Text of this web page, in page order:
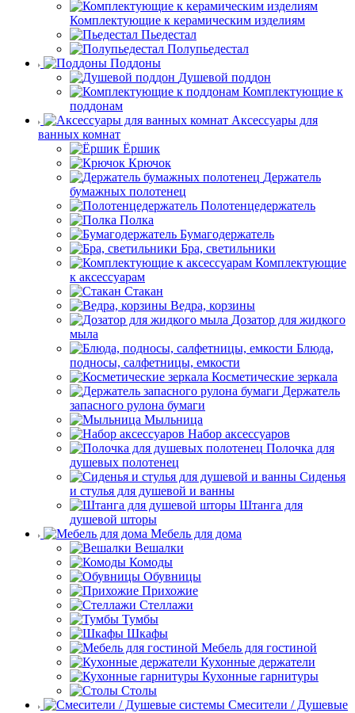
Комплектующие к керамическим изделиям
Пьедестал
Полупьедестал
Поддоны
Душевой поддон
Комплектующие к
поддонам
Аксессуары для
ванных комнат
Ёршик
Крючок
Держатель
бумажных полотенец
Полотенцедержатель
Полка
Бумагодержатель
Бра, светильники
Комплектующие
к аксессуарам
Стакан
Ведра, корзины
Дозатор для жидкого
мыла
Блюда,
подносы, салфетницы, емкости
Косметические зеркала
Держатель
запасного рулона бумаги
Мыльница
Набор аксессуаров
Полочка для
душевых полотенец
Сиденья
и стулья для душевой и ванны
Штанга для
душевой шторы
Мебель для дома
Вешалки
Комоды
Обувницы
Прихожие
Стеллажи
Тумбы
Шкафы
Мебель для гостиной
Кухонные держатели
Кухонные гарнитуры
Столы
Смесители / Душевые